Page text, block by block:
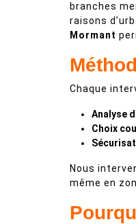
branches
raisons
Mormant
Chaque
Analyse
Choix
Nous
même en